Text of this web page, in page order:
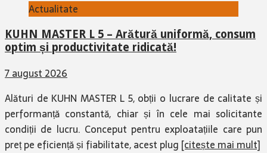
Actualitate
KUHN MASTER L 5 – Arătură uniformă, consum
optim și productivitate ridicată!
7 august 2026
Alături de KUHN MASTER L 5, obții o lucrare de calitate și
performanță constantă, chiar și în cele mai solicitante
condiții de lucru. Conceput pentru exploatațiile care pun
preț pe eficiență și fiabilitate, acest plug [citește mai mult]